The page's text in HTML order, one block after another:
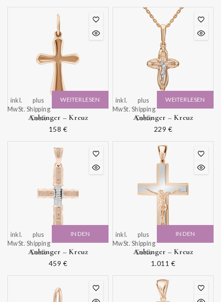
Anhänger – Kreuz
158 €
inkl.
MwSt.
plus
Shipping
Costs
WEITERLESEN
Anhänger – Kreuz
229 €
inkl.
MwSt.
plus
Shipping
Costs
WEITERLESEN
Anhänger – Kreuz
459 €
inkl.
MwSt.
plus
Shipping
Costs
IN DEN
Anhänger – Kreuz
1.011 €
inkl.
MwSt.
plus
Shipping
Costs
IN DEN